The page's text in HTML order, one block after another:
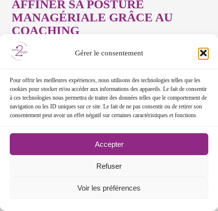
Gérer le consentement
Pour offrir les meilleures expériences, nous utilisons des technologies telles que les
cookies pour stocker et/ou accéder aux informations des appareils. Le fait de consentir
à ces technologies nous permettra de traiter des données telles que le comportement de
navigation ou les ID uniques sur ce site. Le fait de ne pas consentir ou de retirer son
consentement peut avoir un effet négatif sur certaines caractéristiques et fonctions.
Accepter
Refuser
Voir les préférences
AFFINER SA POSTURE
MANAGÉRIALE GRÂCE AU
COACHING
Dans un environnement professionnel exigeant,
posture de manager. Le coaching personnalisé
permet aux dirigeants et aux entraîneurs de
mieux comprendre leurs forces, d’identifier
leurs axes d’amélioration, et d’ajuster leur
approche pour un leadership plus efficace.
le programme de notre formation :